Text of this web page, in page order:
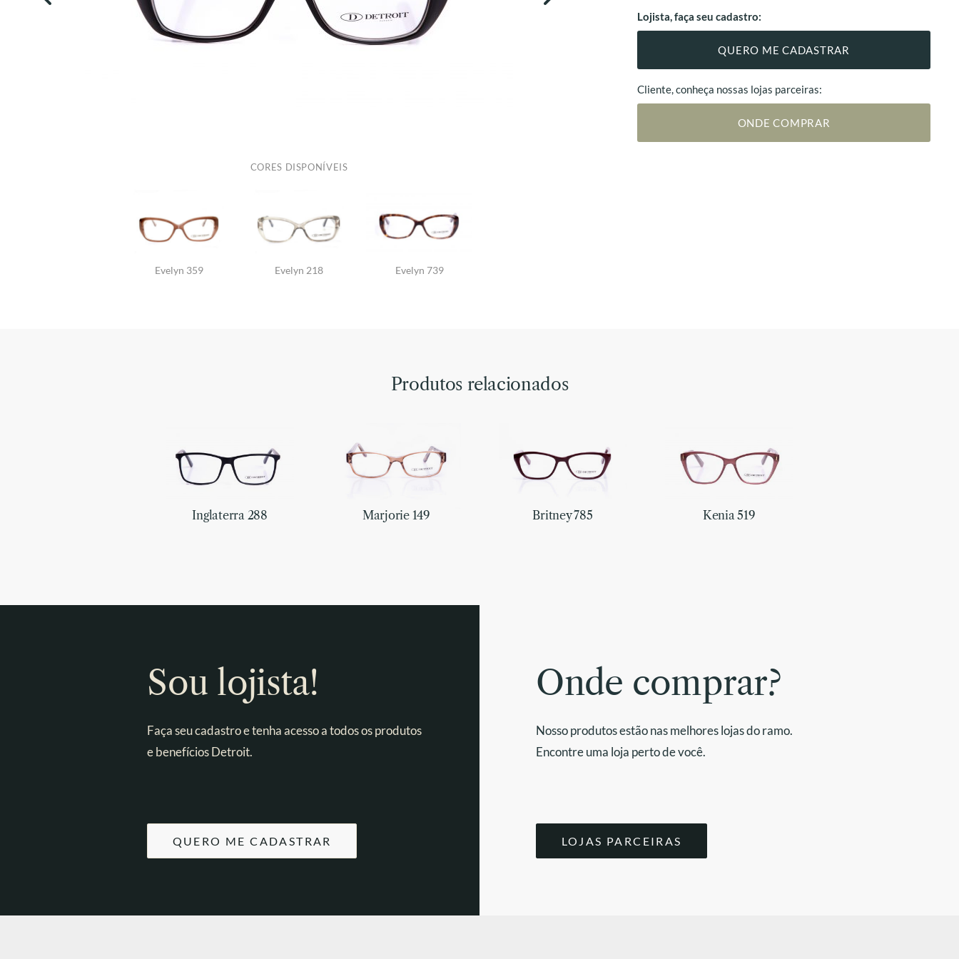
Lojista, faça seu cadastro:
QUERO ME CADASTRAR
Cliente, conheça nossas lojas parceiras:
ONDE COMPRAR
CORES DISPONÍVEIS
Evelyn 359 Evelyn 218 Evelyn 739
Produtos relacionados
Inglaterra 288 Marjorie 149 Britney 785 Kenia 519
Sou lojista!
Faça seu cadastro e tenha acesso a todos os produtos
e benefícios Detroit.
QUERO ME CADASTRAR
Onde comprar?
Nosso produtos estão nas melhores lojas do ramo.
Encontre uma loja perto de você.
LOJAS PARCEIRAS